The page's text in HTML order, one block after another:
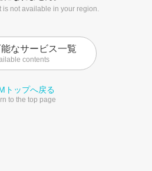
is not available in your region.
なサービス一覧
contents
トップへ戻る
to the top page